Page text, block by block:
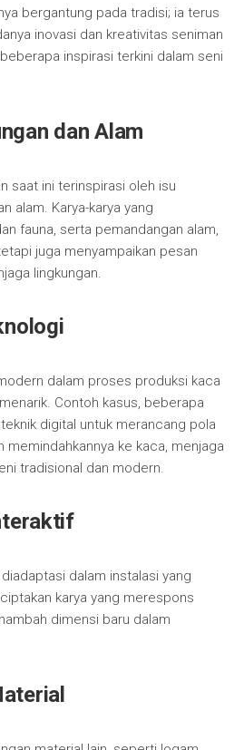
bergantung pada tradisi; ia terus
inovasi dan kreativitas seniman
inspirasi terkini dalam seni
dan Alam
saat ini terinspirasi oleh isu
alam. Karya-karya yang
fauna, serta pemandangan alam,
juga menyampaikan pesan
lingkungan.
dalam proses produksi kaca
Contoh kasus, beberapa
digital untuk merancang pola
ke kaca, menjaga
tradisional dan modern.
dalam instalasi yang
karya yang merespons
dimensi baru dalam